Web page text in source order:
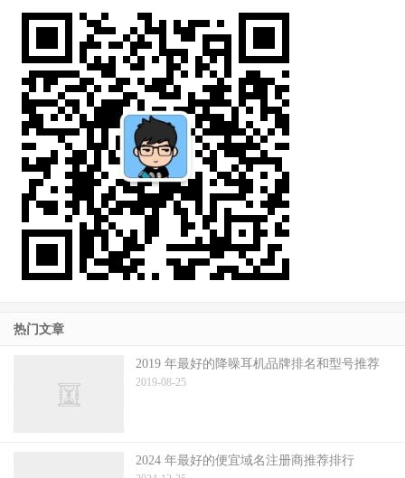
热门文章
2019 年最好的降噪耳机品牌排名和型号推荐
2019-08-25
2024 年最好的便宜域名注册商推荐排行